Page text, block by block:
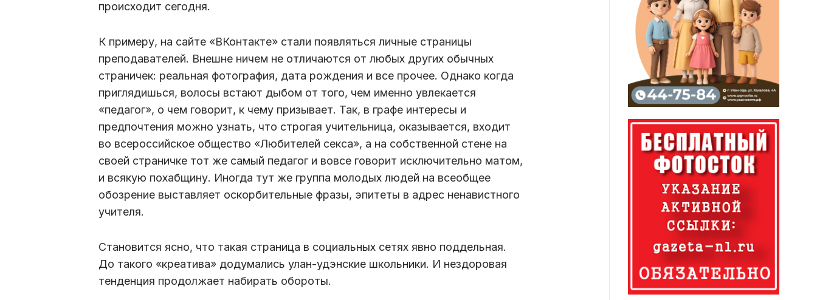
происходит сегодня.
К примеру, на сайте «ВКонтакте» стали появляться личные страницы
преподавателей. Внешне ничем не отличаются от любых других обычных
страничек: реальная фотография, дата рождения и все прочее. Однако когда
приглядишься, волосы встают дыбом от того, чем именно увлекается
«педагог», о чем говорит, к чему призывает. Так, в графе интересы и
предпочтения можно узнать, что строгая учительница, оказывается, входит
во всероссийское общество «Любителей секса», а на собственной стене на
своей страничке тот же самый педагог и вовсе говорит исключительно матом,
и всякую похабщину. Иногда тут же группа молодых людей на всеобщее
обозрение выставляет оскорбительные фразы, эпитеты в адрес ненавистного
учителя.
Становится ясно, что такая страница в социальных сетях явно поддельная.
До такого «креатива» додумались улан-удэнские школьники. И нездоровая
тенденция продолжает набирать обороты.